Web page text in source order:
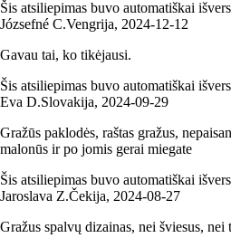
Šis atsiliepimas buvo automatiškai
Józsefné C.Vengrija, 2024‑12‑12
Gavau tai, ko tikėjausi.
Šis atsiliepimas buvo automatiškai
Eva D.Slovakija, 2024‑09‑29
Gražūs paklodės, raštas gražus,
malonūs ir po jomis gerai miegate
Šis atsiliepimas buvo automatiškai
Jaroslava Z.Čekija, 2024‑08‑27
Gražus spalvų dizainas, nei šviesus, nei